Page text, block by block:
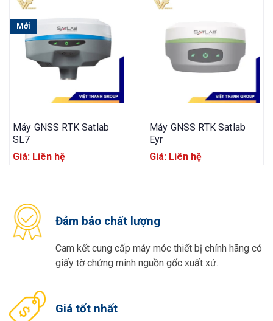
Mới
Máy GNSS RTK Satlab
SL7
Giá: Liên hệ
Máy GNSS RTK Satlab
Eyr
Giá: Liên hệ
Đảm bảo chất lượng
Cam kết cung cấp máy móc thiết bị chính hãng có
giấy tờ chứng minh nguồn gốc xuất xứ.
Giá tốt nhất